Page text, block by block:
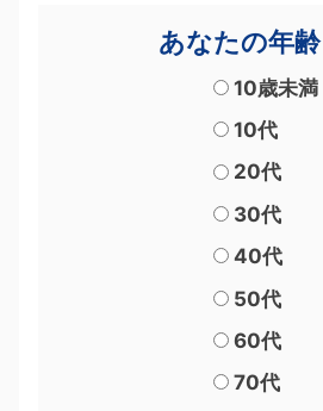
あなたの年齢
10歳未満
10代
20代
30代
40代
50代
60代
70代